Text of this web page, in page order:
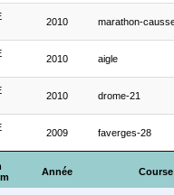
Année Course
2010 marathon-
2010 aigle
2010 drome-21
2009 faverges-28